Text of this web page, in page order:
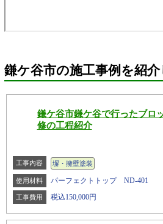
鎌ケ谷市の施工事例を紹
鎌ケ谷市鎌ケ谷で行ったブロ
修の工程紹介
工事内容 塀・擁壁塗装
使用材料 パーフェクトトップ ND-401
工事費用 税込150,000円